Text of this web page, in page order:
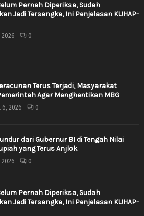
Pernah Diperiksa, Sudah
Jadi Tersangka, Ini Penjelasan KUHAP-
2026 0
Terus Terjadi, Masyarakat
Agar Menghentikan MBG
6, 2026 0
dari Gubernur BI di Tengah Nilai
yang Terus Anjlok
2026 0
Pernah Diperiksa, Sudah
Jadi Tersangka, Ini Penjelasan KUHAP-